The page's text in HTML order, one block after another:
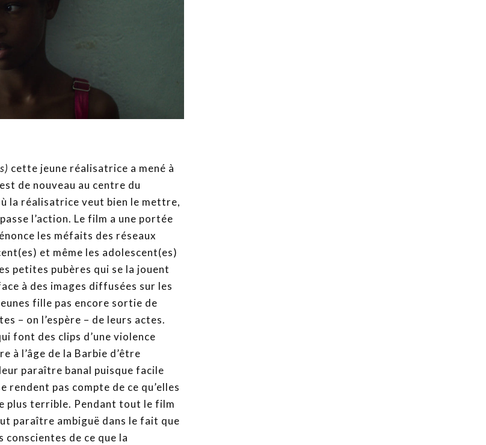
cette jeune réalisatrice a mené à
de nouveau au centre du
la réalisatrice veut bien le mettre,
l’action. Le film a une portée
les méfaits des réseaux
et même les adolescent(es)
petites pubères qui se la jouent
à des images diffusées sur les
fille pas encore sortie de
– on l’espère – de leurs actes.
font des clips d’une violence
à l’âge de la Barbie d’être
paraître banal puisque facile
rendent pas compte de ce qu’elles
plus terrible. Pendant tout le film
paraître ambiguë dans le fait que
de ce que la